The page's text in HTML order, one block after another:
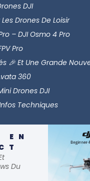
DJI
Drones De Loisir
– DJI Osmo 4 Pro
Pro
🎉 Et Une Grande
360
Drones DJI
Infos Techniques
EN
Du